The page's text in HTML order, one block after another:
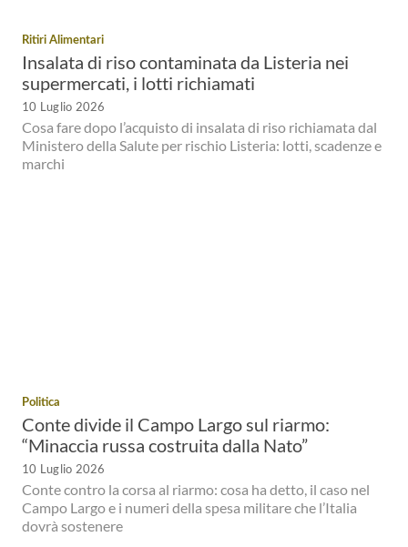
Ritiri Alimentari
Insalata di riso contaminata da Listeria nei
supermercati, i lotti richiamati
10 Luglio 2026
Cosa fare dopo l’acquisto di insalata di riso richiamata dal
Ministero della Salute per rischio Listeria: lotti, scadenze e
marchi
Politica
Conte divide il Campo Largo sul riarmo:
“Minaccia russa costruita dalla Nato”
10 Luglio 2026
Conte contro la corsa al riarmo: cosa ha detto, il caso nel
Campo Largo e i numeri della spesa militare che l’Italia
dovrà sostenere